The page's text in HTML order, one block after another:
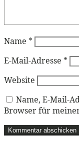
Name *
E-Mail-Adresse *
Website
Name, E-Mail-
Browser für